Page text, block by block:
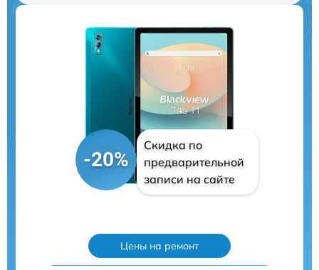
-20%
Скидка по
предварительной
записи на сайте
Цены на ремонт